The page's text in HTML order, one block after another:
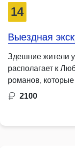
14
Выездная
Здешние жители
располагает к
романов,
2100